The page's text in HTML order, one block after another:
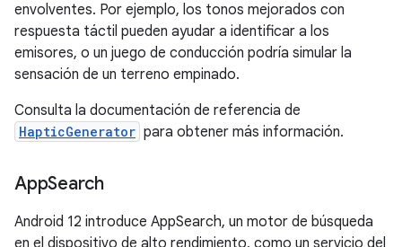
envolventes. Por ejemplo, los tonos mejorados con
respuesta táctil pueden ayudar a identificar a los
emisores, o un juego de conducción podría simular la
sensación de un terreno empinado.
Consulta la documentación de referencia de
HapticGenerator para obtener más información.
AppSearch
Android 12 introduce AppSearch, un motor de búsqueda
en el dispositivo de alto rendimiento, como un servicio del